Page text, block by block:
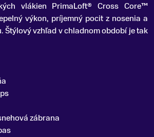
vlákien PrimaLoft® Cross Core™
výkon, príjemný pocit z nosenia a
Štýlový vzhľad v chladnom období je tak
zábrana